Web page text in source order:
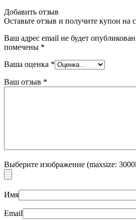
Добавить отзыв
Оставьте отзыв и получите купон на
Ваш адрес email не будет
помечены *
Ваша оценка *
Ваш отзыв *
Выберите изображение (maxsize:
Имя
Email